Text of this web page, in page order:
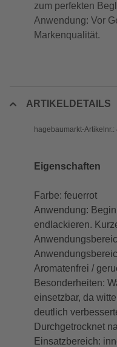
zum perfekten
Anwendung: Vor
Markenqualität.
ARTIKELDETAILS
hagebaumarkt-
Eigenschaften
Farbe: feuerrot
Anwendung:
endlackieren.
Aromatenfrei /
Besonderheiten:
einsetzbar, da
deutlich
Durchgetrocknet
Einsatzbereich: